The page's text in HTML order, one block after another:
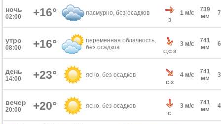
ночь
02:00 +16° пасмурно, без осадков
З
1 м/с
739
мм
утро
08:00 +16°
переменная облачность,
без осадков
С,С-З
3 м/с
741
мм
день
14:00 +23° ясно, без осадков
С-З
4 м/с
741
мм
вечер
20:00 +20° ясно, без осадков
С
3 м/с
741
мм